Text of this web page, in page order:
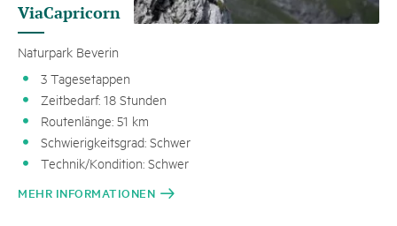
ViaCapricorn
Naturpark Beverin
3 Tagesetappen
Zeitbedarf: 18 Stunden
Routenlänge: 51 km
Schwierigkeitsgrad: Schwer
Technik/Kondition: Schwer
MEHR INFORMATIONEN